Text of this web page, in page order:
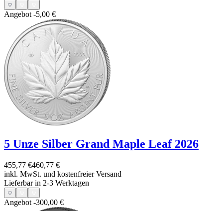
Angebot -5,00 €
5 Unze Silber Grand Maple Leaf 2026
455,77 €460,77 €
inkl. MwSt. und kostenfreier Versand
Lieferbar in 2-3 Werktagen
Angebot -300,00 €